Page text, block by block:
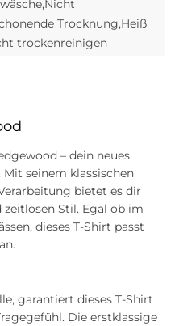
Trocknung,Heiß
trockenreinigen
– dein neues
seinem klassischen
bietet es dir
Stil. Egal ob im
dieses T-Shirt passt
garantiert dieses T-Shirt
Die erstklassige